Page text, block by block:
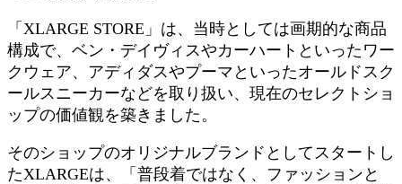
「XLARGE STORE」は、当時としては画期的な商品
構成で、ベン・デイヴィスやカーハートといったワー
クウェア、アディダスやプーマといったオールドスク
ールスニーカーなどを取り扱い、現在のセレクトショ
ップの価値観を築きました。
そのショップのオリジナルブランドとしてスタートし
たXLARGEは、「普段着ではなく、ファッションと